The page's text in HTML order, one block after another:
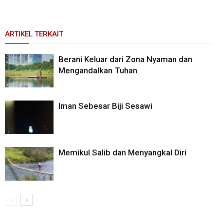
ARTIKEL TERKAIT
Berani Keluar dari Zona Nyaman dan
Mengandalkan Tuhan
Iman Sebesar Biji Sesawi
Memikul Salib dan Menyangkal Diri